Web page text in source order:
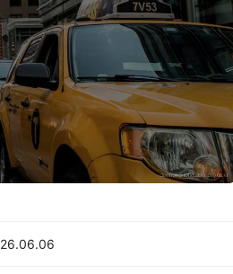
26.06.06